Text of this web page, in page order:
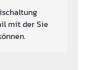
mit der Sie